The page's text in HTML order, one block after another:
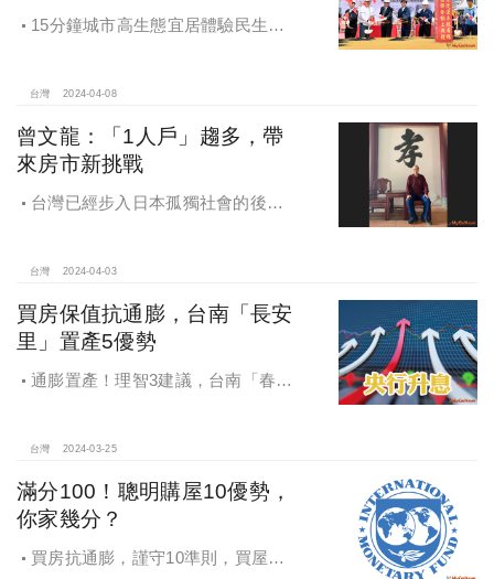
15分鐘城市高生態宜居體驗民生所
台灣 2024-04-08
曾文龍：「1人戶」趨多，帶
來房市新挑戰
台灣已經步入日本孤獨社會的後
「越來越貴」，建商在總價壓力限縮
下，因應「1人戶」的時代趨勢，曾文
龍確認「小宅」將成為未來房地產不
可逆的產品。
台灣 2024-04-03
買房保值抗通膨，台南「長安
里」置產5優勢
通膨置產！理智3建議，台南「春福
台灣 2024-03-25
滿分100！聰明購屋10優勢，
你家幾分？
買房抗通膨，謹守10準則，買屋不